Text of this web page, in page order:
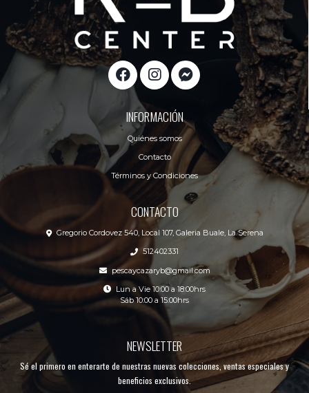
INFORMACIÓN
Quiénes somos
Contacto
Términos y Condiciones
CONTACTO
Gregorio Cordovez 540, Local 107, Galeria Buale, La Serena
512402331
pescaycazaryb@gmail.com
Lun a Vie 10:00 a 18:00hrs
Sáb 10:00 a 15:00hrs
NEWSLETTER
Sé el primero en enterarte de nuestras nuevas colecciones, ventas especiales y
beneficios exclusivos.